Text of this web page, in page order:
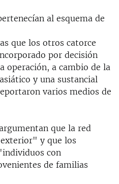
al esquema de
que los otros catorce
por decisión
operación, a cambio de la
y una sustancial
varios medios de
que la red
y que los
con
de familias